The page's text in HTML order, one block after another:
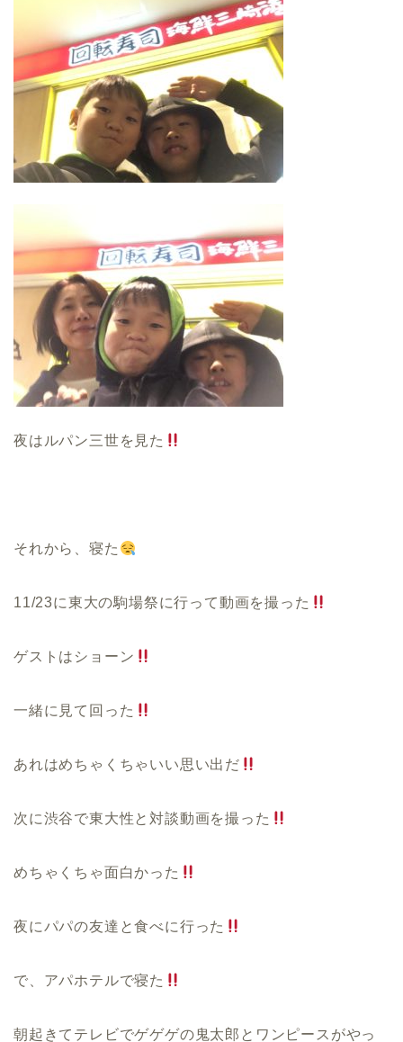
夜はルパン三世を見た
それから、寝た
11/23に東大の駒場祭に行って動画を撮った
ゲストはショーン
一緒に見て回った
あれはめちゃくちゃいい思い出だ
次に渋谷で東大性と対談動画を撮った
めちゃくちゃ面白かった
夜にパパの友達と食べに行った
で、アパホテルで寝た
朝起きてテレビでゲゲゲの鬼太郎とワンピースがやっ